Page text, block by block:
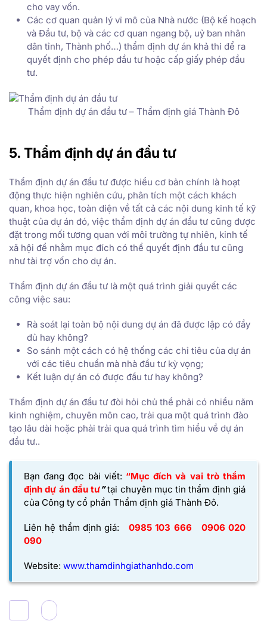
cho vay vốn.
Các cơ quan quản lý vĩ mô của Nhà nước (Bộ kế hoạch
và Đầu tư, bộ và các cơ quan ngang bộ, uỷ ban nhân
dân tỉnh, Thành phố…) thẩm định dự án khả thi để ra
quyết định cho phép đầu tư hoặc cấp giấy phép đầu
tư.
Thẩm định dự án đầu tư – Thẩm định giá Thành Đô
5. Thẩm định dự án đầu tư
Thẩm định dự án đầu tư được hiểu cơ bản chính là hoạt
động thực hiện nghiên cứu, phân tích một cách khách
quan, khoa học, toàn diện về tất cả các nội dung kinh tế kỹ
thuật của dự án đó, việc thẩm định dự án đầu tư cũng được
đặt trong mối tương quan với môi trường tự nhiên, kinh tế
xã hội để nhằm mục đích có thể quyết định đầu tư cũng
như tài trợ vốn cho dự án.
Thẩm định dự án đầu tư là một quá trình giải quyết các
công việc sau:
Rà soát lại toàn bộ nội dung dự án đã được lập có đầy
đủ hay không?
So sánh một cách có hệ thống các chỉ tiêu của dự án
với các tiêu chuẩn mà nhà đầu tư kỳ vọng;
Kết luận dự án có được đầu tư hay không?
Thẩm định dự án đầu tư đòi hỏi chủ thể phải có nhiều năm
kinh nghiệm, chuyên môn cao, trải qua một quá trình đào
tạo lâu dài hoặc phải trải qua quá trình tìm hiểu về dự án
đầu tư..
Bạn đang đọc bài viết: “Mục đích và vai trò thẩm
định dự án đầu tư” tại chuyên mục tin thẩm định giá
của Công ty cổ phần Thẩm định giá Thành Đô.
Liên hệ thẩm định giá: 0985 103 666
0906 020
090
Website: www.thamdinhgiathanhdo.com